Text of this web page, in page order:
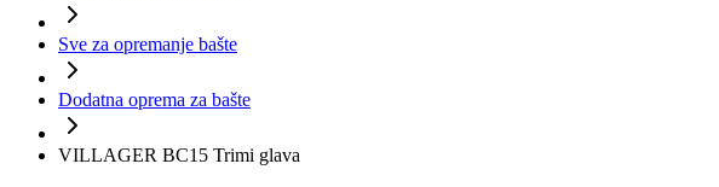
Sve za opremanje bašte
Dodatna oprema za bašte
VILLAGER BC15 Trimi glava